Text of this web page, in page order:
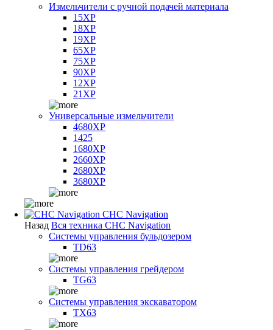
Измельчители с ручной подачей материала
15XP
18XP
19XP
65XP
75XP
90XP
12XP
21XP
Универсальные измельчители
4680XP
1425
1680XP
2660XP
2680XP
3680XP
CHC Navigation
Назад Вся техника CHC Navigation
Системы управления бульдозером
TD63
Системы управления грейдером
TG63
Системы управления экскаватором
TX63